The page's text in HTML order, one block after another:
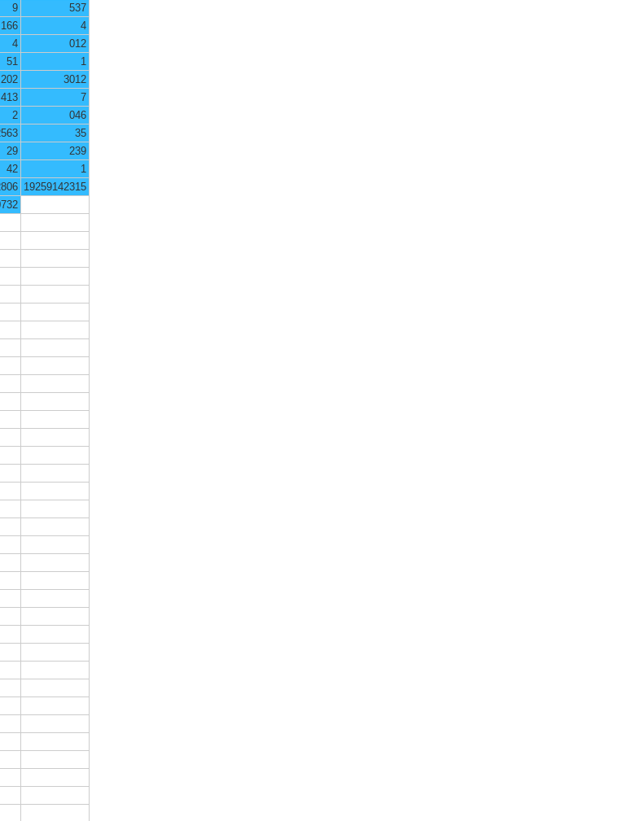
9
537
166
4
4
012
51
1
202
3012
413
7
2
046
35
29
239
42
1
19259142315